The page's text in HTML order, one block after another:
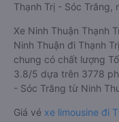
Thạnh Trị - Sóc Trăng,
Xe Ninh Thuận Thạnh
Ninh Thuận đi Thạnh
chung có chất lượng
3.8/5 dựa trên 3778
- Sóc Trăng từ Ninh
Giá vé xe limousine đi